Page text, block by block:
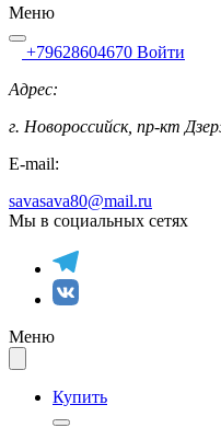
Меню
+79628604670 Войти
Адрес:
г. Новороссийск, пр-кт
E-mail:
savasava80@mail.ru
Мы в социальных сетях
Меню
Купить